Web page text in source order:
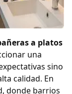
a platos
una
sino
calidad. En
donde barrios